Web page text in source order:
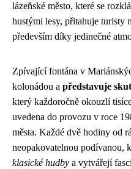
lázeňské město, které se
hustými lesy, přitahuje turisty
především díky jedinečné
Zpívající fontána v
kolonádou a představuje
který každoročně okouzlí
uvedena do provozu v roce
města. Každé dvě hodiny od
neopakovatelnou podívanou,
klasické hudby a vytvářejí